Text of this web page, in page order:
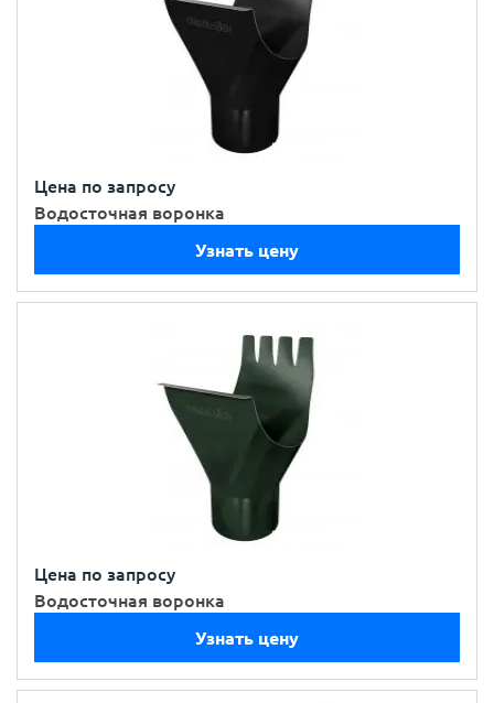
Цена по запросу
Водосточная воронка
Узнать цену
Цена по запросу
Водосточная воронка
Узнать цену